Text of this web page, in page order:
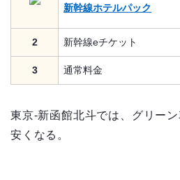
新幹線ホテルパック
2 新幹線eチケット
3 通常料金
東京-新函館北斗では、グリー
安くなる。